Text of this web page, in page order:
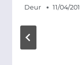
Deur 11/04/